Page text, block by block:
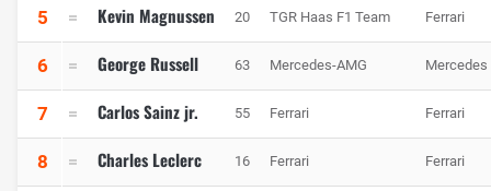
5 Kevin Magnussen 20 TGR Haas F1 Team Ferrari
6 George Russell 63 Mercedes-AMG Mercedes
7 Carlos Sainz jr. 55 Ferrari Ferrari
8 Charles Leclerc 16 Ferrari Ferrari